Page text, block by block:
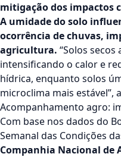
mitigação dos impactos
A umidade do solo
ocorrência de chuvas,
agricultura. “Solos
intensificando o calor e
hídrica, enquanto solos
microclima mais estável”,
Acompanhamento agro:
Com base nos dados do
Semanal das Condições
Companhia Nacional de